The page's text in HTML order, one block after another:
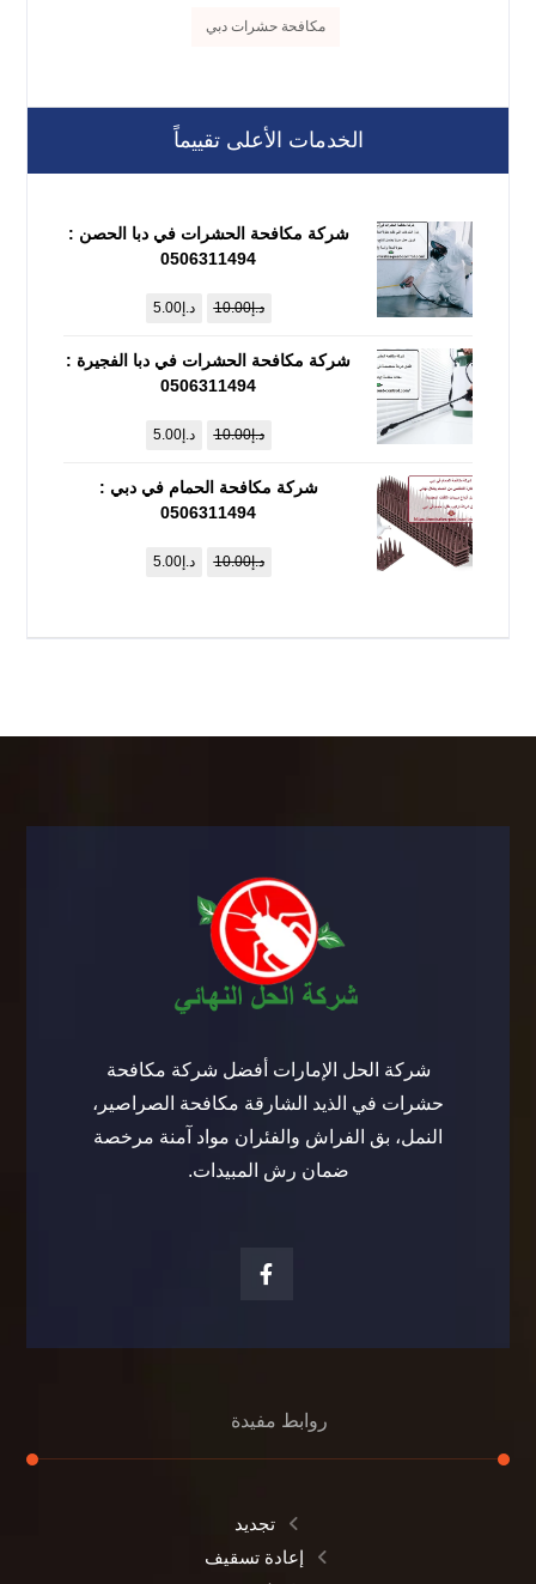
مكافحة حشرات دبي
الخدمات الأعلى تقييماً
شركة مكافحة الحشرات في دبا الحصن :
0506311494
د.إ10.00 د.إ5.00
شركة مكافحة الحشرات في دبا الفجيرة :
0506311494
د.إ10.00 د.إ5.00
شركة مكافحة الحمام في دبي :
0506311494
د.إ10.00 د.إ5.00
شركة الحل الإمارات أفضل شركة مكافحة
حشرات في الذيد الشارقة مكافحة الصراصير،
النمل، بق الفراش والفئران مواد آمنة مرخصة
ضمان رش المبيدات.
روابط مفيدة
تجديد
إعادة تسقيف